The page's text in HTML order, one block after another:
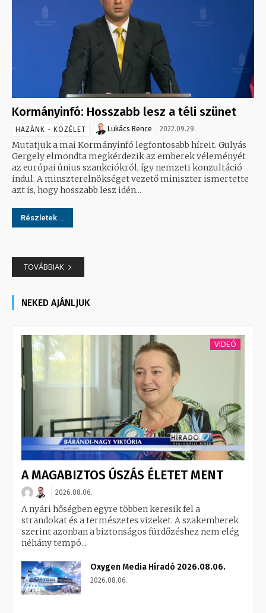
Kormányinfó: Hosszabb lesz a téli szünet
HAZÁNK - KÖZÉLET Lukács Bence 2022.09.29.
Mutatjuk a mai Kormányinfó legfontosabb híreit. Gulyás
Gergely elmondta megkérdezik az emberek véleményét
az európai únius szankciókról, így nemzeti konzultáció
indul. A minszterelnökséget vezető miniszter ismertette
azt is, hogy hosszabb lesz idén...
Részletek...
TOVÁBBIAK
NEKED AJÁNLJUK
VIDEÓ
A MAGABIZTOS ÚSZÁS ÉLETET MENT
2026.08.06.
A nyári hőségben egyre többen keresik fel a
strandokat és a természetes vizeket. A szakemberek
szerint azonban a biztonságos fürdőzéshez nem elég
néhány tempó...
Oxygen Media Híradó 2026.08.06.
2026.08.06.